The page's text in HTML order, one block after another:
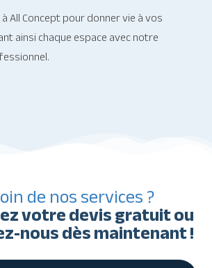
All Concept pour donner vie à vos
ainsi chaque espace avec notre
de nos services ?
votre devis gratuit ou
nous dès maintenant !